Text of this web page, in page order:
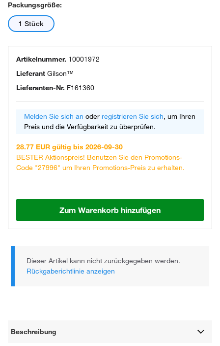
Packungsgröße:
1 Stück
Artikelnummer. 10001972
Lieferant Gilson™
Lieferanten-Nr. F161360
Melden Sie sich an oder registrieren Sie sich, um Ihren
Preis und die Verfügbarkeit zu überprüfen.
28.77 EUR gültig bis 2026-09-30
BESTER Aktionspreis! Benutzen Sie den Promotions-
Code "27996" um Ihren Promotions-Preis zu erhalten.
Zum Warenkorb hinzufügen
Dieser Artikel kann nicht zurückgegeben werden.
Rückgaberichtlinie anzeigen
Beschreibung